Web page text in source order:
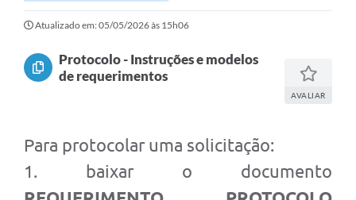
Carta de Serviços
Horários e itinerários dos ônibus urbanos de São Pedro
Queimada é crime! Denuncie!
Medicamentos disponíveis na Farmácia Municipal
Cemitérios
Atualizado em: 05/05/2026 às 15h06
Protocolo - Instruções e modelos
de requerimentos
AVALIAR
Para protocolar uma solicitação:
1. baixar o documento